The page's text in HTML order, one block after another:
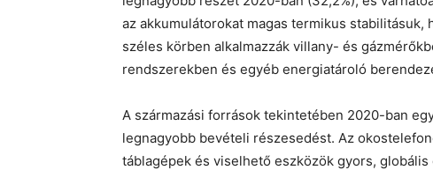
az akkumulátorokat magas termikus
széles körben alkalmazzák villany- és
rendszerekben és egyéb energiatároló
A származási források tekintetében 2020-ban
legnagyobb bevételi részesedést. Az
táblagépek és viselhető eszközök gyors,